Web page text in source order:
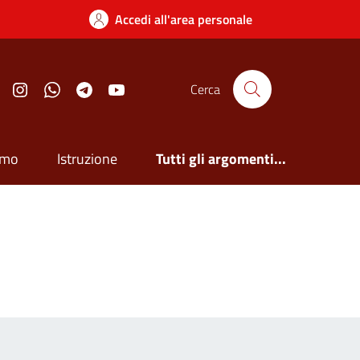
Accedi all'area personale
InstagramWhatsappTelegram Cerca
Istruzione Tutti gli argomenti...